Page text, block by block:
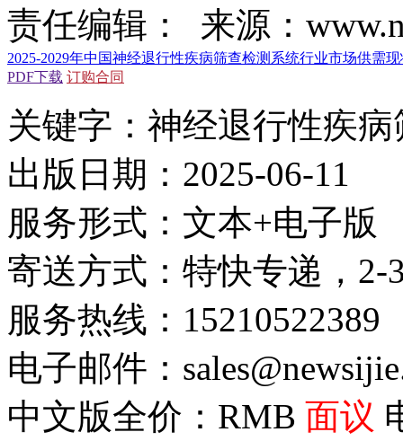
责任编辑： 来源：
2025-2029年中国神经退行性疾病筛查检测系统行业市场供需
PDF下载 订购合同
关键字：神经退行性疾
出版日期：2025-06-11
服务形式：文本+电子版
寄送方式：特快专递，2-
服务热线：15210522389
电子邮件：
中文版全价：RMB 面议